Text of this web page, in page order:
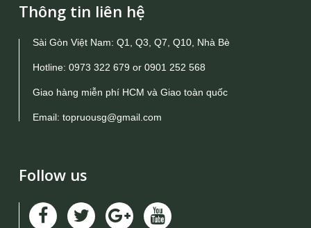
Thông tin liên hệ
Sài Gòn Việt Nam: Q1, Q3, Q7, Q10, Nhà Bè
Hotline: 0973 322 679 or 0901 252 568
Giao hàng miễn phí HCM và Giao toàn quốc
Email: topruousg@gmail.com
Follow us